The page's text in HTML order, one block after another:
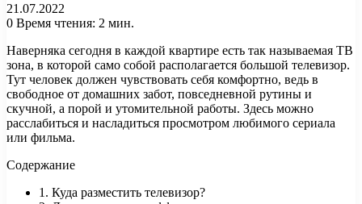
21.07.2022
0 Время чтения: 2 мин.
Наверняка сегодня в каждой квартире есть так называемая ТВ
зона, в которой само собой располагается большой телевизор.
Тут человек должен чувствовать себя комфортно, ведь в
свободное от домашних забот, повседневной рутины и
скучной, а порой и утомительной работы. Здесь можно
расслабиться и насладиться просмотром любимого сериала
или фильма.
Содержание
1. Куда разместить телевизор?